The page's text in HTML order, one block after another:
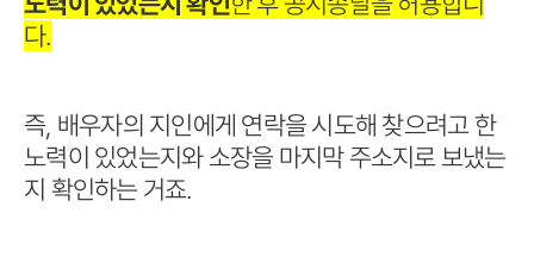
다.
즉, 배우자의 지인에게 연락을 시도해 찾으려고 한
노력이 있었는지와 소장을 마지막 주소지로 보냈는
지 확인하는 거죠.